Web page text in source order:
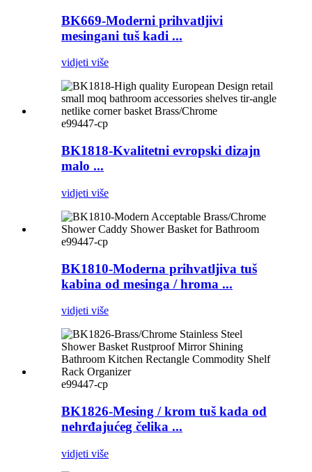
BK669-Moderni prihvatljivi
mesingani tuš kadi ...
vidjeti više
e99447-cp
BK1818-Kvalitetni evropski dizajn
malo ...
vidjeti više
e99447-cp
BK1810-Moderna prihvatljiva tuš
kabina od mesinga / hroma ...
vidjeti više
e99447-cp
BK1826-Mesing / krom tuš kada od
nehrđajućeg čelika ...
vidjeti više